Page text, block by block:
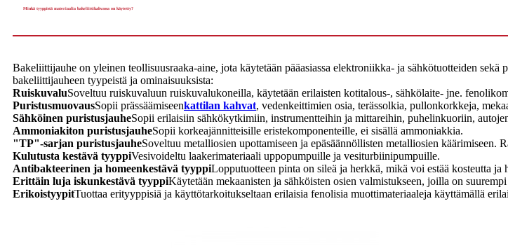
Minkä tyyppistä materiaalia bakeliittikahvassa on käytetty?
Bakeliittijauhe on yleinen teollisuusraaka-aine, jota käytetään pääasiassa elektroniikka- ja sähkötuotteiden
bakeliittijauheen tyypeistä ja ominaisuuksista:
RuiskuvaluSoveltuu ruiskuvaluun ruiskuvalukoneilla, käytetään erilaisten kotitalous-, sähkölaite- jne.
PuristusmuovausSopii prässäämiseenkattilan kahvat, vedenkeittimien osia, terässolkia, pullonkorkkeja,
Sähköinen puristusjauheSopii erilaisiin sähkökytkimiin, instrumentteihin ja mittareihin, puhelinkuoriin,
Ammoniakiton puristusjauheSopii korkeajännitteisille eristekomponenteille, ei sisällä ammoniakkia.
"TP"-sarjan puristusjauheSoveltuu metalliosien upottamiseen ja epäsäännöllisten metalliosien käärimiseen.
Kulutusta kestävä tyyppiVesivoideltu laakerimateriaali uppopumpuille ja vesiturbiinipumpuille.
Antibakteerinen ja homeenkestävä tyyppiLopputuotteen pinta on sileä ja herkkä, mikä voi estää kosteutta ja
Erittäin luja iskunkestävä tyyppiKäytetään mekaanisten ja sähköisten osien valmistukseen, joilla on
ErikoistyypitTuottaa erityyppisiä ja käyttötarkoitukseltaan erilaisia ​​fenolisia muottimateriaaleja käyttämällä